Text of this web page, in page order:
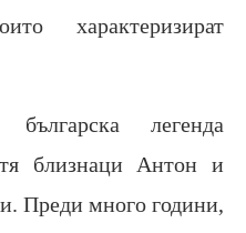
характеризират
българска легенда
близнаци Антон и
Преди много години,